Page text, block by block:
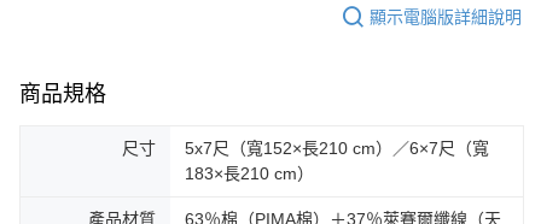
顯示電腦版詳細說明
商品規格
尺寸
5x7尺（寬152×長210 cm）／6×7尺（寬
183×長210 cm）
產品材質
63％棉（PIMA棉）＋37％萊賽爾纖線（天